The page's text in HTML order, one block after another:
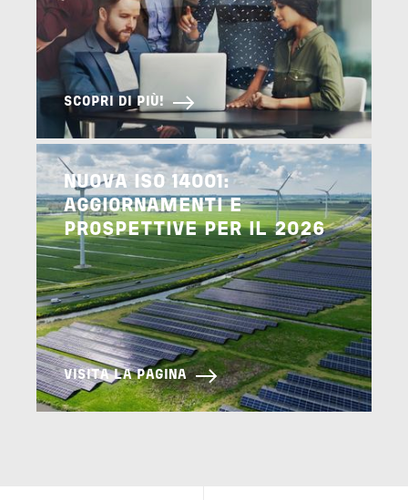
SCOPRI DI PIÙ!
Image
NUOVA ISO 14001:
AGGIORNAMENTI E
PROSPETTIVE PER IL 2026
VISITA LA PAGINA